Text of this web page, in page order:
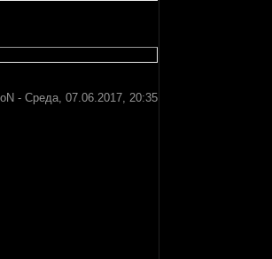
- Среда, 07.06.2017, 20:35